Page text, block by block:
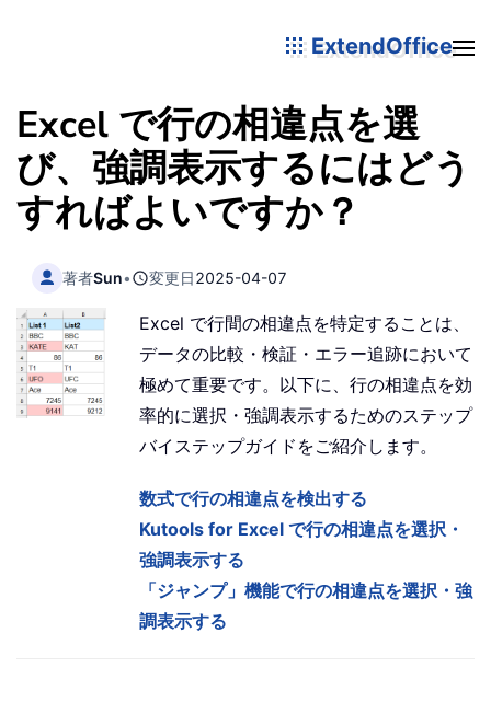
ExtendOffice
Excel で行の相違点を選
び、強調表示するにはどう
すればよいですか？
著者Sun• 変更日2025-04-07
Excel で行間の相違点を特定することは、
データの比較・検証・エラー追跡において
極めて重要です。以下に、行の相違点を効
率的に選択・強調表示するためのステップ
バイステップガイドをご紹介します。
数式で行の相違点を検出する
Kutools for Excel で行の相違点を選択・
強調表示する
「ジャンプ」機能で行の相違点を選択・強
調表示する